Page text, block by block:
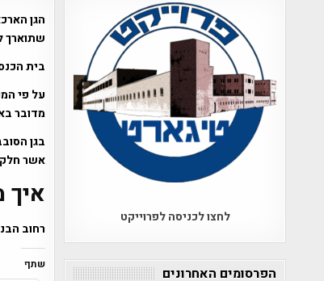
הגן
שתוארך
בית
מדובר
בגן
אשר
איך
רחוב
שתף
לחצו לכניסה לפרוייקט
הפרסומים האחרונים